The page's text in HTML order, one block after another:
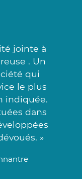
jointe à
. Un
qui
le plus
indiquée.
dans
»